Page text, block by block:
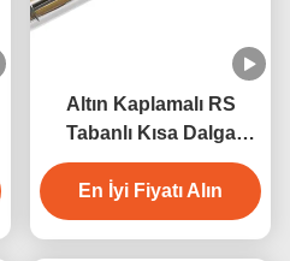
Altın Kaplamalı RS
Tabanlı Kısa Dalga
Kızılötesi Isıtma
Lambası 500W 230V
En İyi Fiyatı Alın